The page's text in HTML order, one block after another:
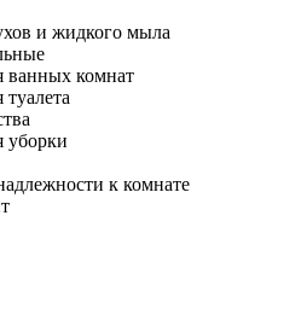
и жидкого мыла
ванных комнат
уборки
к комнате